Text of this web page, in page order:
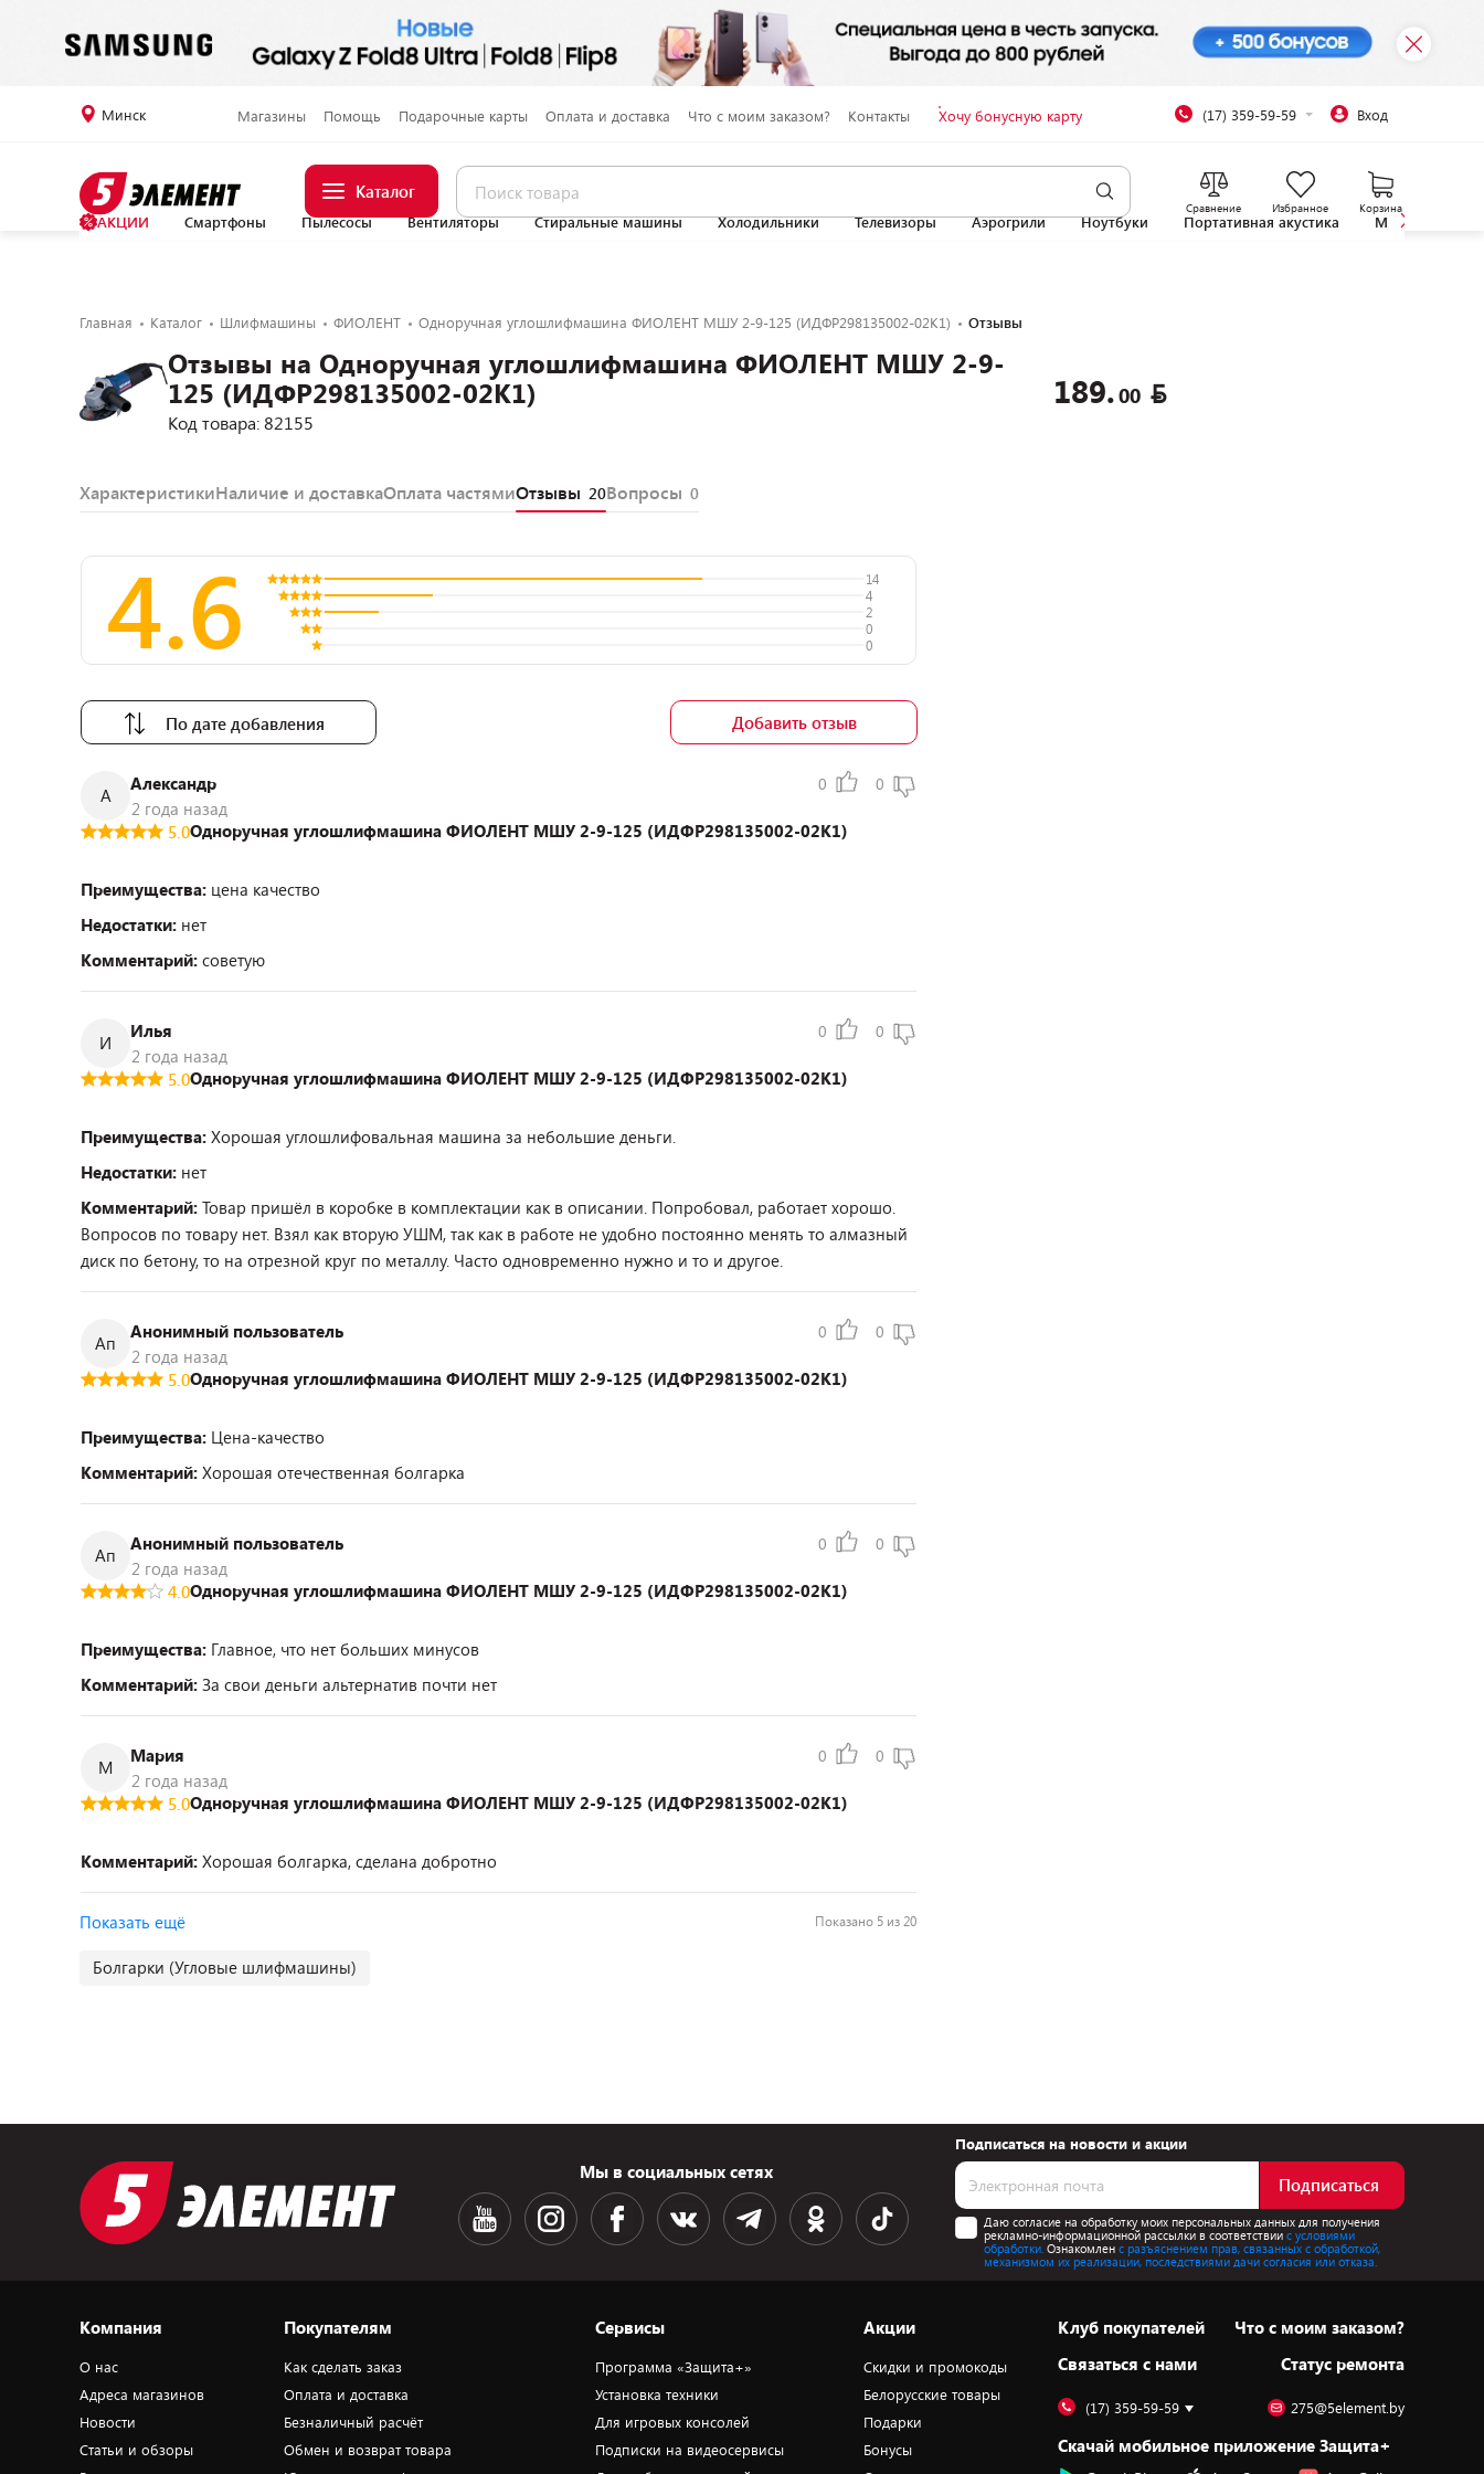
Минск Магазины Помощь Подарочные карты Оплата и доставка Что с моим заказом? Контакты Хочу бонусную карту (17) 359-59-59 Вход
Каталог
Сравнение Избранное Корзина
АКЦИИ Смартфоны Пылесосы Вентиляторы Стиральные машины Холодильники Телевизоры Аэрогрили Ноутбуки Портативная акустика
Главная Каталог Шлифмашины ФИОЛЕНТ Одноручная углошлифмашина ФИОЛЕНТ МШУ 2-9-125 (ИДФР298135002-02К1) Отзывы
Отзывы на Одноручная углошлифмашина ФИОЛЕНТ МШУ 2-9-
125 (ИДФР298135002-02К1)
Код товара: 82155
189.00
ХарактеристикиНаличие и доставкаОплата частямиОтзывы 20Вопросы 0
4.6
14
4
2
0
0
По дате добавления Добавить отзыв
А
Александр
2 года назад
0 0
5.0Одноручная углошлифмашина ФИОЛЕНТ МШУ 2-9-125 (ИДФР298135002-02К1)
Преимущества: цена качество
Недостатки: нет
Комментарий: советую
И
Илья
2 года назад
0 0
5.0Одноручная углошлифмашина ФИОЛЕНТ МШУ 2-9-125 (ИДФР298135002-02К1)
Преимущества: Хорошая углошлифовальная машина за небольшие деньги.
Недостатки: нет
Комментарий: Товар пришёл в коробке в комплектации как в описании. Попробовал, работает хорошо.
Вопросов по товару нет. Взял как вторую УШМ, так как в работе не удобно постоянно менять то алмазный
диск по бетону, то на отрезной круг по металлу. Часто одновременно нужно и то и другое.
Ап
Анонимный пользователь
2 года назад
0 0
5.0Одноручная углошлифмашина ФИОЛЕНТ МШУ 2-9-125 (ИДФР298135002-02К1)
Преимущества: Цена-качество
Комментарий: Хорошая отечественная болгарка
Ап
Анонимный пользователь
2 года назад
0 0
4.0Одноручная углошлифмашина ФИОЛЕНТ МШУ 2-9-125 (ИДФР298135002-02К1)
Преимущества: Главное, что нет больших минусов
Комментарий: За свои деньги альтернатив почти нет
М
Мария
2 года назад
0 0
5.0Одноручная углошлифмашина ФИОЛЕНТ МШУ 2-9-125 (ИДФР298135002-02К1)
Комментарий: Хорошая болгарка, сделана добротно
Показать ещё Показано 5 из 20
Болгарки (Угловые шлифмашины)
Мы в социальных сетях
Подписаться на новости и акции
Подписаться
Даю согласие на обработку моих персональных данных для получения
рекламно-информационной рассылки в соответствиис условиями
обработки. Ознакомлен с разъяснением прав, связанных с обработкой,
механизмом их реализации, последствиями дачи согласия или отказа.
Компания
О нас
Адреса магазинов
Новости
Статьи и обзоры
Покупателям
Как сделать заказ
Оплата и доставка
Безналичный расчёт
Обмен и возврат товара
Сервисы
Программа «Защита+»
Установка техники
Для игровых консолей
Подписки на видеосервисы
Акции
Скидки и промокоды
Белорусские товары
Подарки
Бонусы
Клуб покупателей
Cвязаться с нами
Что с моим заказом?
Статус ремонта
(17) 359-59-59 275@5element.by
Скачай мобильное приложение Защита+